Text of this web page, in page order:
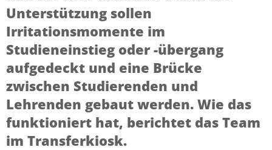
Unterstützung sollen
Irritationsmomente im
Studieneinstieg oder -übergang
aufgedeckt und eine Brücke
zwischen Studierenden und
Lehrenden gebaut werden. Wie das
funktioniert hat, berichtet das Team
im Transferkiosk.